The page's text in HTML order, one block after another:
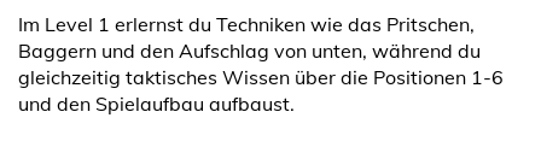
Im Level 1 erlernst du Techniken wie das Pritschen,
Baggern und den Aufschlag von unten, während du
gleichzeitig taktisches Wissen über die Positionen 1-6
und den Spielaufbau aufbaust.